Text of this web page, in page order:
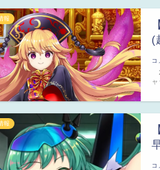
報
(
コ
報
コ